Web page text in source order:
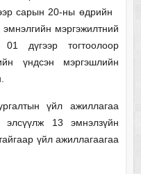
сарын 20-ны өдрийн
мэргэжилтний
дүгээр тогтоолоор
үндсэн мэргэшлийн
үйл ажиллагаа
элсүүлж 13 эмнэлзүйн
үйл ажиллагаагаа